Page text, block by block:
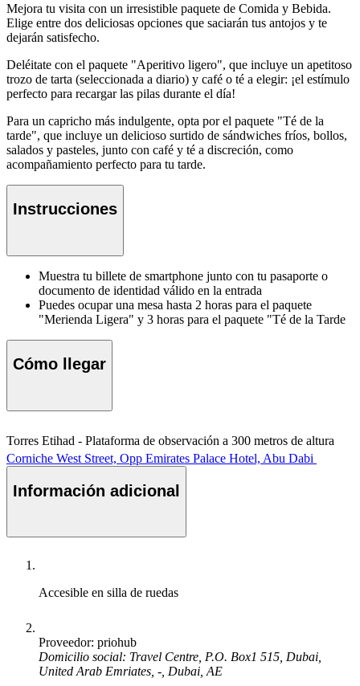
Mejora tu visita con un irresistible paquete de Comida y Bebida.
Elige entre dos deliciosas opciones que saciarán tus antojos y te
dejarán satisfecho.
Deléitate con el paquete "Aperitivo ligero", que incluye un apetitoso
trozo de tarta (seleccionada a diario) y café o té a elegir: ¡el estímulo
perfecto para recargar las pilas durante el día!
Para un capricho más indulgente, opta por el paquete "Té de la
tarde", que incluye un delicioso surtido de sándwiches fríos, bollos,
salados y pasteles, junto con café y té a discreción, como
acompañamiento perfecto para tu tarde.
Instrucciones
Muestra tu billete de smartphone junto con tu pasaporte o
documento de identidad válido en la entrada
Puedes ocupar una mesa hasta 2 horas para el paquete
"Merienda Ligera" y 3 horas para el paquete "Té de la Tarde
Cómo llegar
Torres Etihad - Plataforma de observación a 300 metros de altura
Corniche West Street, Opp Emirates Palace Hotel, Abu Dabi
Información adicional
Accesible en silla de ruedas
Proveedor: priohub
Domicilio social: Travel Centre, P.O. Box1 515, Dubai,
United Arab Emriates, -, Dubai, AE